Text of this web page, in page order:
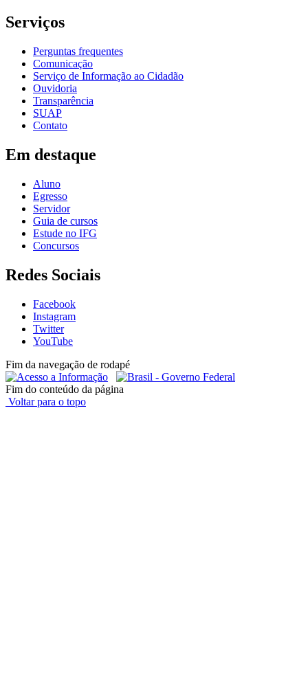
Serviços
Perguntas frequentes
Comunicação
Serviço de Informação ao Cidadão
Ouvidoria
Transparência
SUAP
Contato
Em destaque
Aluno
Egresso
Servidor
Guia de cursos
Estude no IFG
Concursos
Redes Sociais
Facebook
Instagram
Twitter
YouTube
Fim da navegação de rodapé
Fim do conteúdo da página
Voltar para o topo